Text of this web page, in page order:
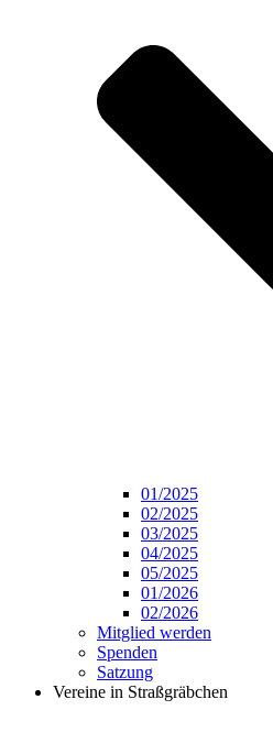
01/2025
02/2025
03/2025
04/2025
05/2025
01/2026
02/2026
Mitglied werden
Spenden
Satzung
Vereine in Straßgräbchen